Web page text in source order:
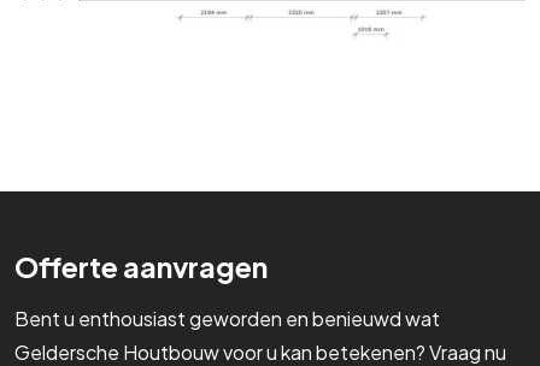
Offerte aanvragen
Bent u enthousiast geworden en benieuwd wat
Geldersche Houtbouw voor u kan betekenen? Vraag nu